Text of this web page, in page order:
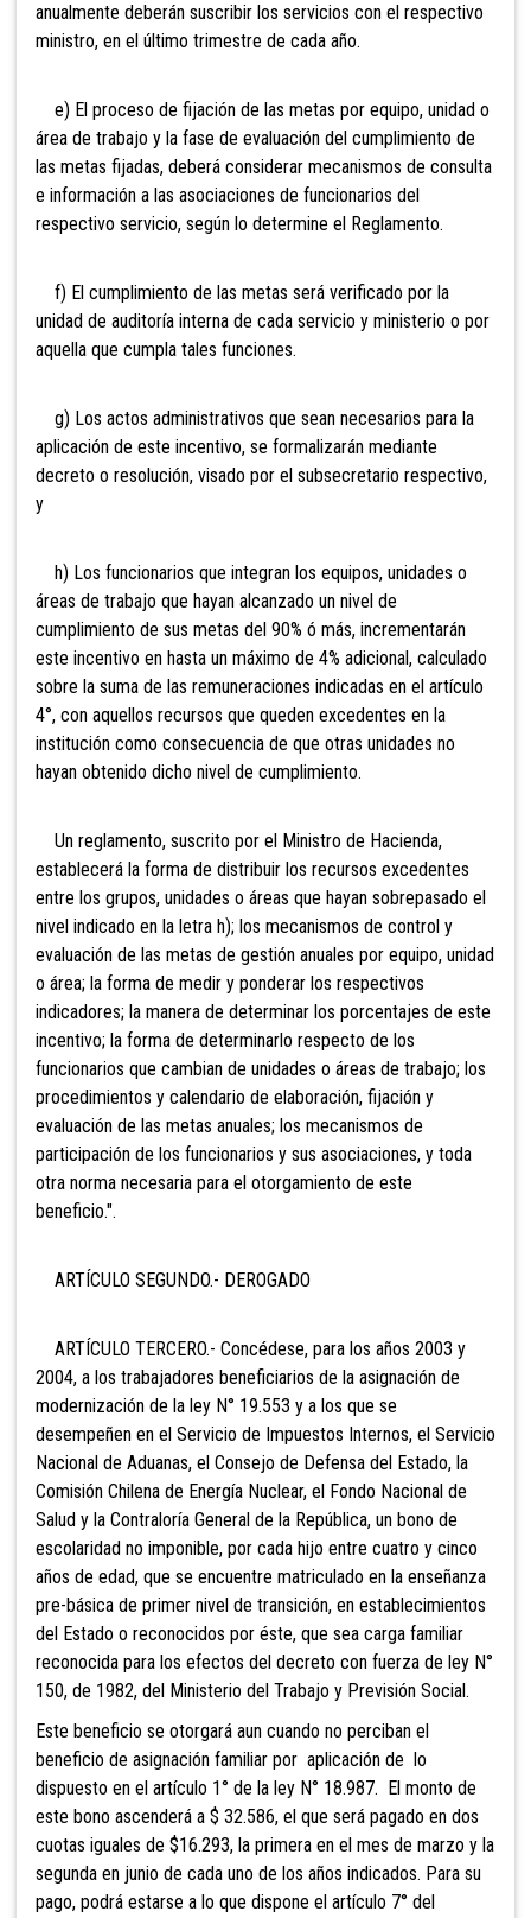
anualmente deberán suscribir los servicios con el respectivo
ministro, en el último trimestre de cada año.
e) El proceso de fijación de las metas por equipo, unidad o
área de trabajo y la fase de evaluación del cumplimiento de
las metas fijadas, deberá considerar mecanismos de consulta
e información a las asociaciones de funcionarios del
respectivo servicio, según lo determine el Reglamento.
f) El cumplimiento de las metas será verificado por la
unidad de auditoría interna de cada servicio y ministerio o por
aquella que cumpla tales funciones.
g) Los actos administrativos que sean necesarios para la
aplicación de este incentivo, se formalizarán mediante
decreto o resolución, visado por el subsecretario respectivo,
y
h) Los funcionarios que integran los equipos, unidades o
áreas de trabajo que hayan alcanzado un nivel de
cumplimiento de sus metas del 90% ó más, incrementarán
este incentivo en hasta un máximo de 4% adicional, calculado
sobre la suma de las remuneraciones indicadas en el artículo
4°, con aquellos recursos que queden excedentes en la
institución como consecuencia de que otras unidades no
hayan obtenido dicho nivel de cumplimiento.
Un reglamento, suscrito por el Ministro de Hacienda,
establecerá la forma de distribuir los recursos excedentes
entre los grupos, unidades o áreas que hayan sobrepasado el
nivel indicado en la letra h); los mecanismos de control y
evaluación de las metas de gestión anuales por equipo, unidad
o área; la forma de medir y ponderar los respectivos
indicadores; la manera de determinar los porcentajes de este
incentivo; la forma de determinarlo respecto de los
funcionarios que cambian de unidades o áreas de trabajo; los
procedimientos y calendario de elaboración, fijación y
evaluación de las metas anuales; los mecanismos de
participación de los funcionarios y sus asociaciones, y toda
otra norma necesaria para el otorgamiento de este
beneficio.".
ARTÍCULO SEGUNDO.- DEROGADO
ARTÍCULO TERCERO.- Concédese, para los años 2003 y
2004, a los trabajadores beneficiarios de la asignación de
modernización de la ley N° 19.553 y a los que se
desempeñen en el Servicio de Impuestos Internos, el Servicio
Nacional de Aduanas, el Consejo de Defensa del Estado, la
Comisión Chilena de Energía Nuclear, el Fondo Nacional de
Salud y la Contraloría General de la República, un bono de
escolaridad no imponible, por cada hijo entre cuatro y cinco
años de edad, que se encuentre matriculado en la enseñanza
pre-básica de primer nivel de transición, en establecimientos
del Estado o reconocidos por éste, que sea carga familiar
reconocida para los efectos del decreto con fuerza de ley N°
150, de 1982, del Ministerio del Trabajo y Previsión Social.
Este beneficio se otorgará aun cuando no perciban el
beneficio de asignación familiar por aplicación de lo
dispuesto en el artículo 1° de la ley N° 18.987. El monto de
este bono ascenderá a $ 32.586, el que será pagado en dos
cuotas iguales de $16.293, la primera en el mes de marzo y la
segunda en junio de cada uno de los años indicados. Para su
pago, podrá estarse a lo que dispone el artículo 7° del